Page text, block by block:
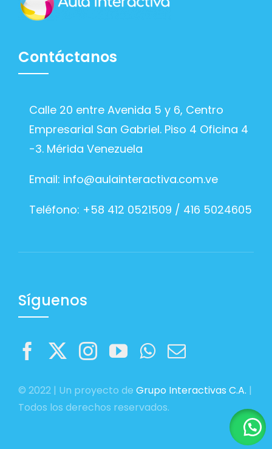
Contáctanos
Calle 20 entre Avenida 5 y 6, Centro
Empresarial San Gabriel. Piso 4 Oficina 4
-3. Mérida Venezuela
Email: info@aulainteractiva.com.ve
Teléfono: +58 412 0521509 / 416 5024605
Síguenos
© 2022 | Un proyecto de Grupo Interactivas C.A. |
Todos los derechos reservados.